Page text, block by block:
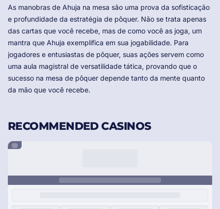
As manobras de Ahuja na mesa são uma prova da sofisticação
e profundidade da estratégia de pôquer. Não se trata apenas
das cartas que você recebe, mas de como você as joga, um
mantra que Ahuja exemplifica em sua jogabilidade. Para
jogadores e entusiastas de pôquer, suas ações servem como
uma aula magistral de versatilidade tática, provando que o
sucesso na mesa de pôquer depende tanto da mente quanto
da mão que você recebe.
RECOMMENDED CASINOS